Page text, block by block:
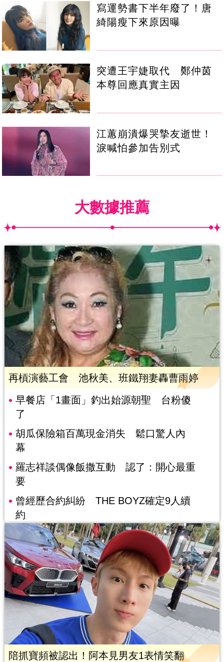
寫運勢書下半年廢了！唐
綺陽瘦下來原因曝
突遭王宇婕取代 鄭仲茵
本尊回應真實主因
江蕙崩潰爆哭摯友逝世！
淚喊怕參加告別式
大數據推薦
再槓演藝工會 池秋美、班鐵翔妻轟曹雨婷
早餐店「1畫面」釣出始源朝聖 台粉傻
了
胡瓜保險箱百萬現金消失 鬆口驚人內
幕
羅志祥談偶像飯撒互動 認了：開心最重
要
曾經歷合約糾紛 THE BOYZ確定9人續
約
陪抓寶頻被認出！阿本見男友1表情笑翻